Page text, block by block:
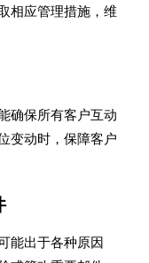
相应管理措施，维
确保所有客户互动
变动时，保障客户
能出于各种原因